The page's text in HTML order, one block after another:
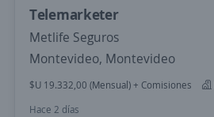
Telemarketer
Metlife Seguros
Montevideo, Montevideo
$U 19.332,00 (Mensual) + Comisiones
Hace 2 días